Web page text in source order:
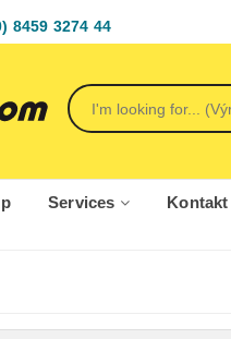
8459 3274 44
Services Kontakt